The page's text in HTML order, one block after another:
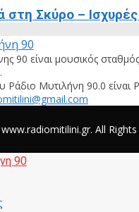
στη Σκύρο –
90 είναι μουσικός
Μυτιλήνη 90.0 είναι
All Rights